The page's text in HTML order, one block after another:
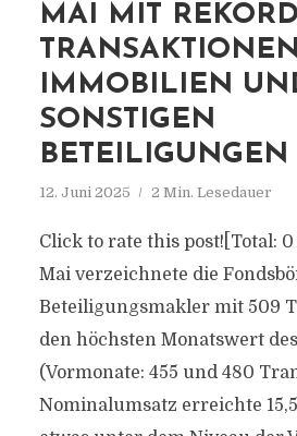
MAI MIT
IMMOBILIEN
SONSTIGEN
BETEILIGUNGEN
12. Juni 2025 2 Min. Lesedauer
Click to rate this post![Total:
Mai verzeichnete die
Beteiligungsmakler mit 509
den höchsten Monatswert
(Vormonate: 455 und 480
Nominalumsatz erreichte